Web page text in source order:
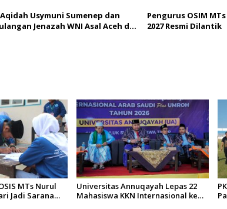
Usymuni Sumenep dan
Jenazah WNI Asal Aceh di
Pengurus OSIM
2027 Resmi Dilantik
MTs Nurul
Jadi Sarana
Universitas Annuqayah Lepas 22
Mahasiswa KKN Internasional ke